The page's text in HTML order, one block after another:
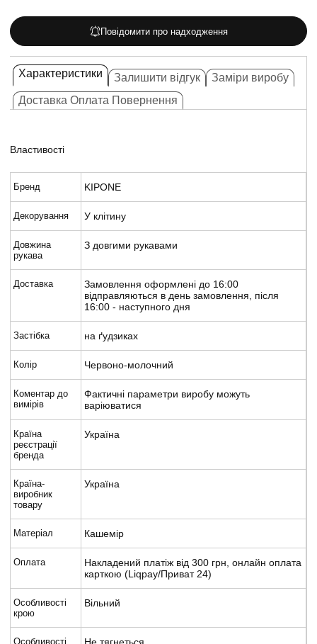
Повідомити про надходження
Характеристики Залишити відгук
Заміри виробу
Доставка Оплата Повернення
Властивості
Бренд KIPONE
Декорування У клітину
Довжина
рукава
З довгими рукавами
Доставка
Замовлення оформлені до 16:00
відправляються в день замовлення, після
16:00 - наступного дня
Застібка на ґудзиках
Колір Червоно-молочний
Коментар до
вимірів
Фактичні параметри виробу можуть
варіюватися
Країна
реєстрації
бренда
Україна
Країна-
виробник
товару
Україна
Матеріал Кашемір
Оплата
Накладений платіж від 300 грн, онлайн оплата
карткою (Liqpay/Приват 24)
Особливості
крою
Вільний
Особливості